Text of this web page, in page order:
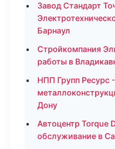
Завод Стандарт
Барнаул
Стройкомпания
работы в
НПП Групп Ресурс
Дону
Автоцентр Torque
обслуживание в